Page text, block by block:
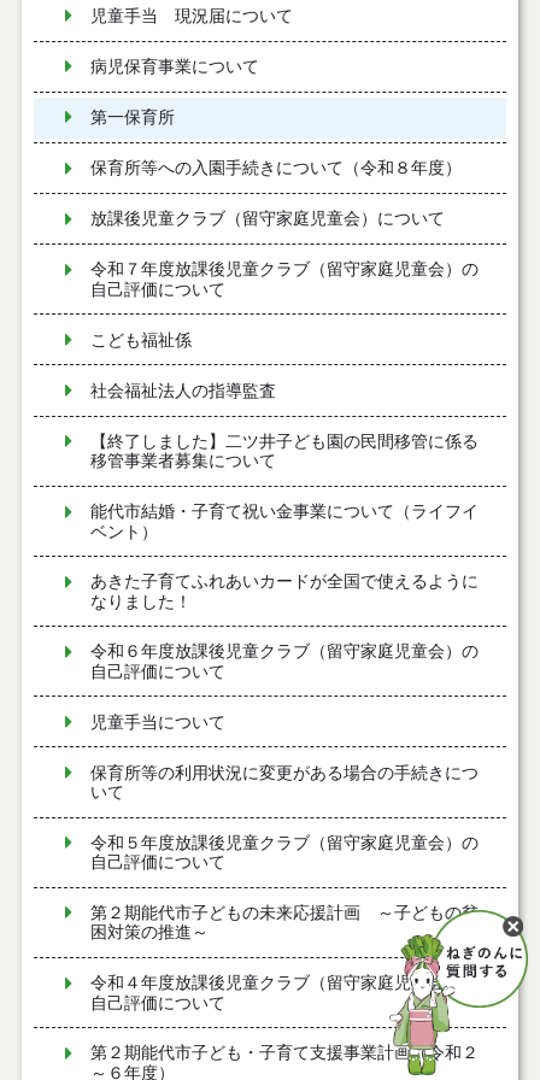
児童手当 現況届について
病児保育事業について
第一保育所
保育所等への入園手続きについて（令和８年度）
放課後児童クラブ（留守家庭児童会）について
令和７年度放課後児童クラブ（留守家庭児童会）の
自己評価について
こども福祉係
社会福祉法人の指導監査
【終了しました】二ツ井子ども園の民間移管に係る
移管事業者募集について
能代市結婚・子育て祝い金事業について（ライフイ
ベント）
あきた子育てふれあいカードが全国で使えるように
なりました！
令和６年度放課後児童クラブ（留守家庭児童会）の
自己評価について
児童手当について
保育所等の利用状況に変更がある場合の手続きにつ
いて
令和５年度放課後児童クラブ（留守家庭児童会）の
自己評価について
第２期能代市子どもの未来応援計画 ～子どもの貧
困対策の推進～
令和４年度放課後児童クラブ（留守家庭児童会）の
自己評価について
第２期能代市子ども・子育て支援事業計画（令和２
～６年度）